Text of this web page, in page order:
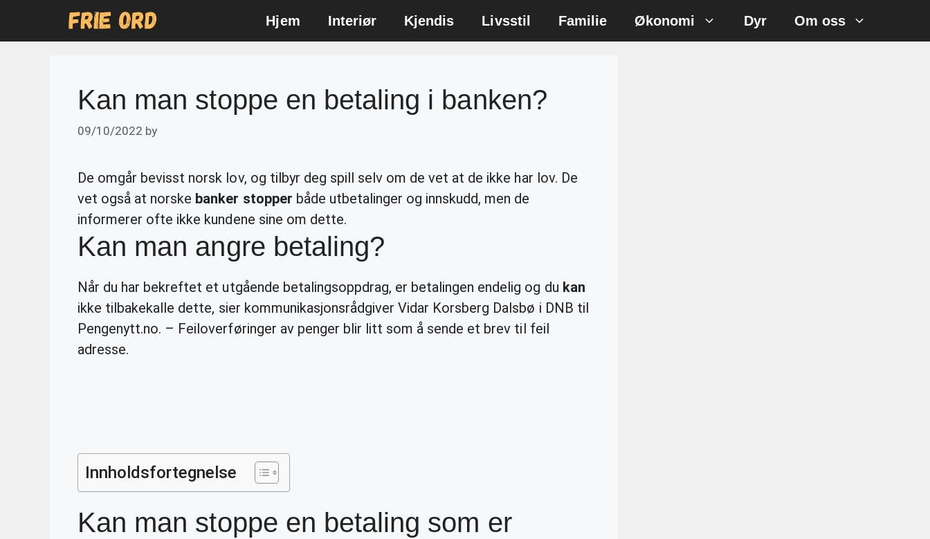
Hjem Interiør Kjendis Livsstil Familie Økonomi Dyr Om oss
Kan man stoppe en betaling i banken?
09/10/2022 by
De omgår bevisst norsk lov, og tilbyr deg spill selv om de vet at de ikke har lov. De
vet også at norske banker stopper både utbetalinger og innskudd, men de
informerer ofte ikke kundene sine om dette.
Kan man angre betaling?
Når du har bekreftet et utgående betalingsoppdrag, er betalingen endelig og du kan
ikke tilbakekalle dette, sier kommunikasjonsrådgiver Vidar Korsberg Dalsbø i DNB til
Pengenytt.no. – Feiloverføringer av penger blir litt som å sende et brev til feil
adresse.
Innholdsfortegnelse
Kan man stoppe en betaling som er